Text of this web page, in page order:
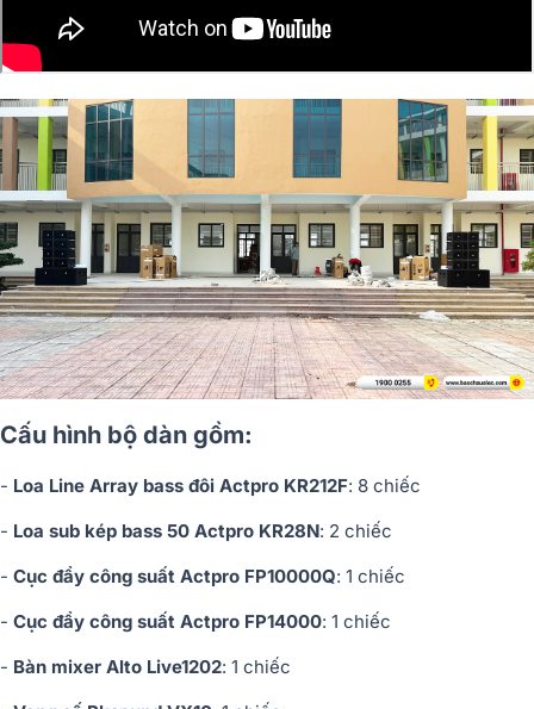
Cấu hình bộ dàn gồm:
- Loa Line Array bass đôi Actpro KR212F: 8 chiếc
- Loa sub kép bass 50 Actpro KR28N: 2 chiếc
- Cục đẩy công suất Actpro FP10000Q: 1 chiếc
- Cục đẩy công suất Actpro FP14000: 1 chiếc
- Bàn mixer Alto Live1202: 1 chiếc